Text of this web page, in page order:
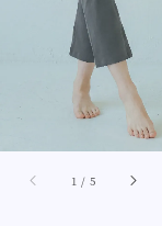
1 / 5